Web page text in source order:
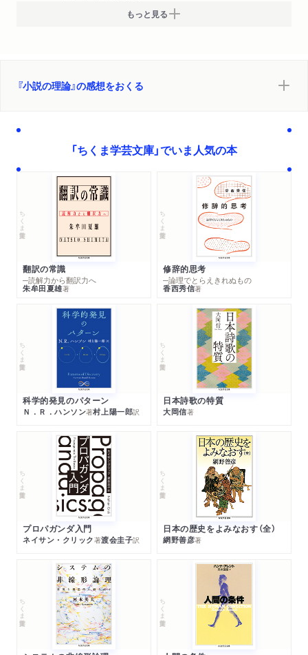
もっと見る
『小説の理論』の感想をおくる
「ちくま学芸文庫」でいま人気の本
ちくま学芸文庫
翻訳の常識
─読解力から翻訳力へ
朱牟田夏雄著
ちくま学芸文庫
修辞的思考
─論理でとらえきれぬもの
香西秀信著
ちくま学芸文庫
科学的発見のパターン
Ｎ．Ｒ．ハンソン著村上陽一郎訳
ちくま学芸文庫
日本詩歌の特質
大岡信著
ちくま学芸文庫
プロパガンダ入門
ネイサン・クリック著渡会圭子訳
ちくま学芸文庫
日本の歴史をよみなおす（全）
網野善彦著
ちくま学芸文庫 ちくま学芸文庫